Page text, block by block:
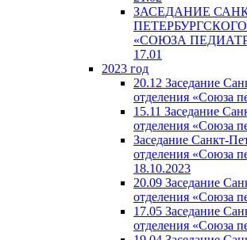
ЗАСЕДАНИЕ
«СОЮЗА
17.01
2023 год
20.12 Заседание
отделения «Союза
15.11 Заседание
отделения «Союза
Заседание Санкт-
отделения «Союза
18.10.2023
20.09 Заседание
отделения «Союза
17.05 Заседание
отделения «Союза